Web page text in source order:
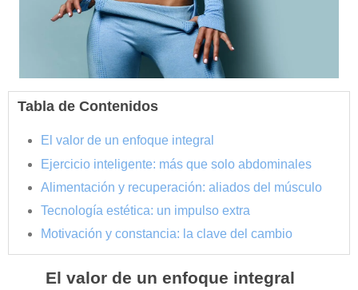
Tabla de Contenidos
El valor de un enfoque integral
Ejercicio inteligente: más que solo abdominales
Alimentación y recuperación: aliados del músculo
Tecnología estética: un impulso extra
Motivación y constancia: la clave del cambio
El valor de un enfoque integral